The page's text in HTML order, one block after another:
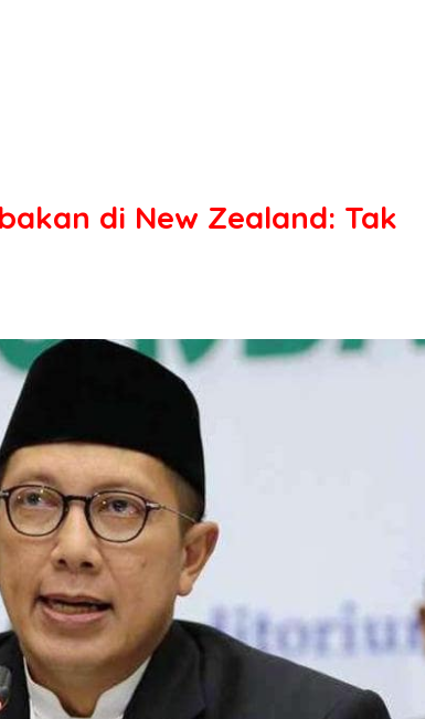
di New Zealand: Tak